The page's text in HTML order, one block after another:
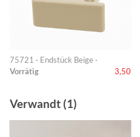
75721 · Endstück Beige ·
Vorrätig
3,50
Verwandt (1)